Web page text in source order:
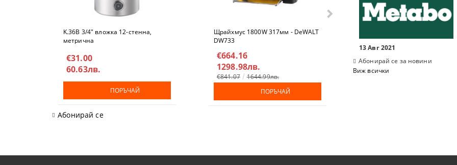
K.36B 3/4" вложкa 12-стeннa,
метричнa
€31.00
60.63лв.
ПОРЪЧАЙ
Абонирай се
Щрайхмус 1800W 317мм - DeWALT
DW733
€664.16
1298.98лв.
€841.07
1644.99лв.
ПОРЪЧАЙ
БАТЕРИЯ - DeWalt DCF961NT
€326.41
638.40лв.
13 Авг 2021
Абонирай се за новини
Виж всички